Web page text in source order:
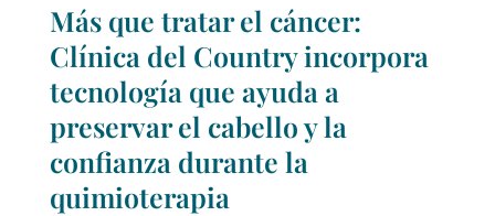
Más que tratar el cáncer:
Clínica del Country incorpora
tecnología que ayuda a
preservar el cabello y la
confianza durante la
quimioterapia